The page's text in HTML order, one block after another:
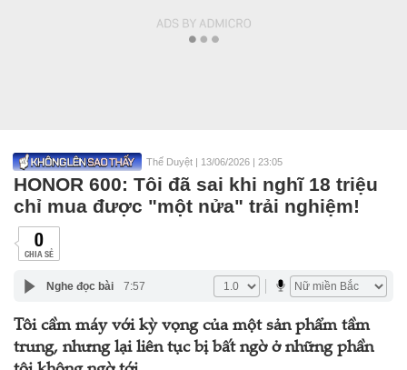
Thế Duyệt | 13/06/2026 | 23:05
HONOR 600: Tôi đã sai khi nghĩ 18 triệu
chỉ mua được "một nửa" trải nghiệm!
0
CHIA SẺ
Nghe đọc bài 7:57
Tôi cầm máy với kỳ vọng của một sản phẩm tầm
trung, nhưng lại liên tục bị bất ngờ ở những phần